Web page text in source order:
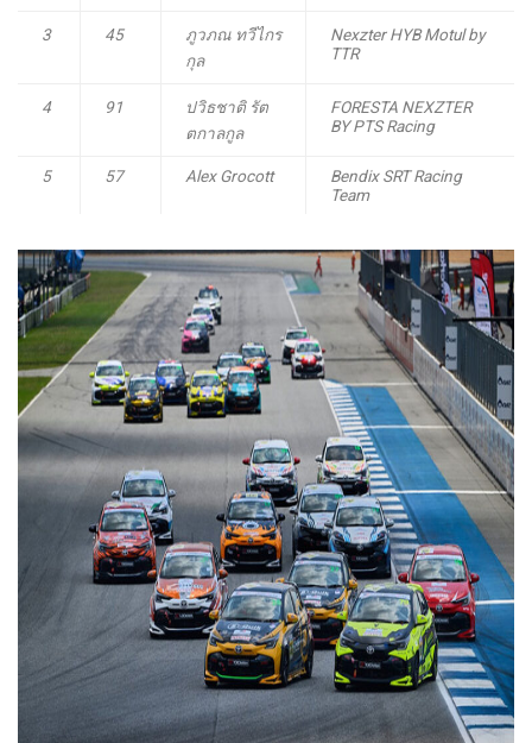
3 45
ภูวภณ ทวีไกร
กุล
Nexzter HYB Motul by
TTR
4 91
ปวิธชาติ รัต
ตกาลกูล
FORESTA NEXZTER
BY PTS Racing
5 57 Alex Grocott
Bendix SRT Racing
Team